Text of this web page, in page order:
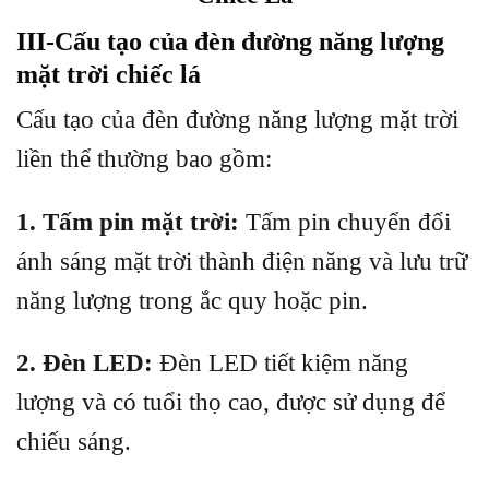
III-Cấu tạo của đèn đường năng lượng
mặt trời chiếc lá
Cấu tạo của đèn đường năng lượng mặt trời
liền thể thường bao gồm:
1. Tấm pin mặt trời: Tấm pin chuyển đổi
ánh sáng mặt trời thành điện năng và lưu trữ
năng lượng trong ắc quy hoặc pin.
2. Đèn LED: Đèn LED tiết kiệm năng
lượng và có tuổi thọ cao, được sử dụng để
chiếu sáng.